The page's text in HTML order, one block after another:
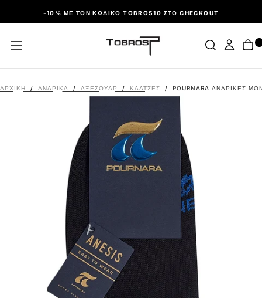
ΠΑΡΆΛΕΙΨΗ-10% ΜΕ ΤΟΝ ΚΩΔΙΚΌ TOBROS10 ΣΤΟ CHECKOUT
ΑΡΧΙΚΉ / ΑΝΔΡΙΚΑ / ΑΞΕΣΟΥΆΡ / ΚΆΛΤΣΕΣ / POURNARA ΑΝΔΡΙΚΈΣ